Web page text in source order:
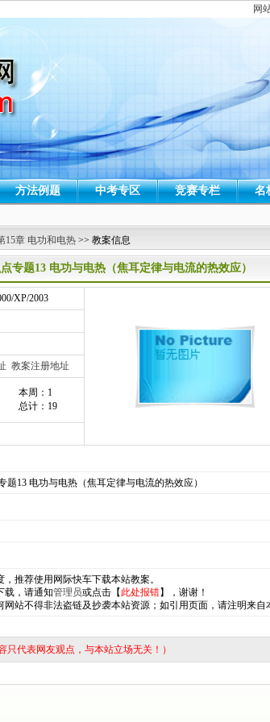
网
方法例题 中考专区 竞赛专栏 名
15章 电功和电热 >> 教案信息
专题13 电功与电热（焦耳定律与电流的热效应）
XP/2003
教案注册地址
本周：1
总计：19
题13 电功与电热（焦耳定律与电流的热效应）
推荐使用网际快车下载本站教案。
载，请通知管理员或点击【 此处报错】，谢谢！
站不得非法盗链及抄袭本站资源；如引用页面，请注明来自
只代表网友观点，与本站立场无关！）